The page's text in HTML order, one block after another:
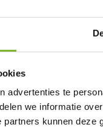
advertenties te
we informatie
kunnen